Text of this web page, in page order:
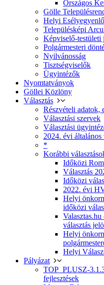
Országos
Gölle
Helyi
Településképi
Képviselő-
Polgármesteri
Nyilvánosság
Tisztségviselők
Ügyintézők
Nyomtatványok
Göllei Közlöny
Választás
Részvételi adatok,
Választási szervek
Választási
2024. évi általános
*
Korábbi
Időközi
Választás
Időközi
2022. évi
Helyi
időközi
választás
Helyi
Helyi
Pályázat
TOP_PLUSZ-
fejlesztések